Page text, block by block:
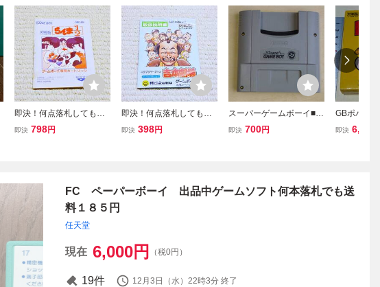
即決！何点落札しても送
料185円★GB らんま1/2
即決 798円
即決！何点落札しても送
料185円★GB 吉本劇
即決 398円
スーパーゲームボーイ■送
料185円■任天堂スーパー
即決 700円
GBポパイ■
ゲームボー
即決 6,800
FC ペーパーボーイ 出品中ゲームソフト何本落札でも送
料１８５円
任天堂
現在 6,000円 （税0円）
19件 12月3日（水）22時3分 終了